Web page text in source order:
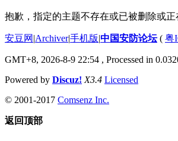
抱歉，指定的主题不存在或已被删除或正
安豆网 |Archiver|手机版|中国安防论坛( 粤
GMT+8, 2026-8-9 22:54 , Processed in
Powered by Discuz! X3.4 Licensed
© 2001-2017 Comsenz Inc.
返回顶部